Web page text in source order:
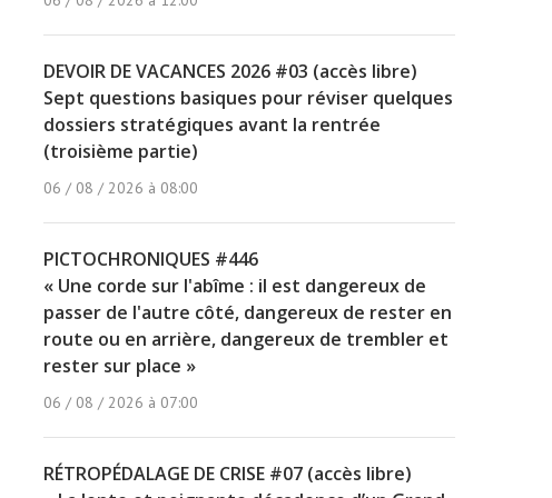
DEVOIR DE VACANCES 2026 #03 (accès libre)
Sept questions basiques pour réviser quelques
dossiers stratégiques avant la rentrée
(troisième partie)
06 / 08 / 2026 à 08:00
PICTOCHRONIQUES #446
« Une corde sur l'abîme : il est dangereux de
passer de l'autre côté, dangereux de rester en
route ou en arrière, dangereux de trembler et
rester sur place »
06 / 08 / 2026 à 07:00
RÉTROPÉDALAGE DE CRISE #07 (accès libre)